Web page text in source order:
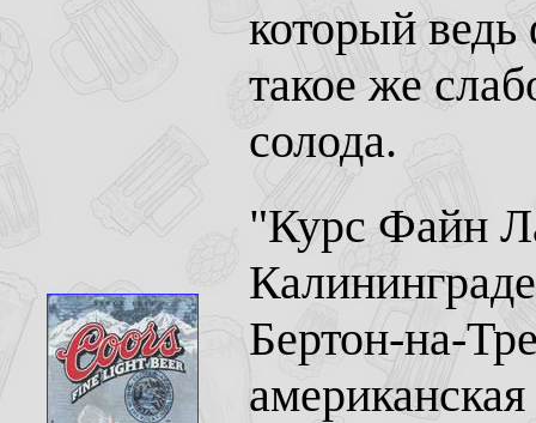
который ведь
такое же
солода.
"Курс Файн
Бертон-на-